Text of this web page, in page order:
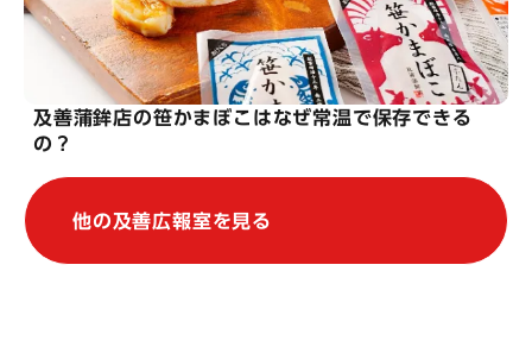
及善蒲鉾店の笹かまぼこはなぜ常温で保存できる
の？
他の及善広報室を見る